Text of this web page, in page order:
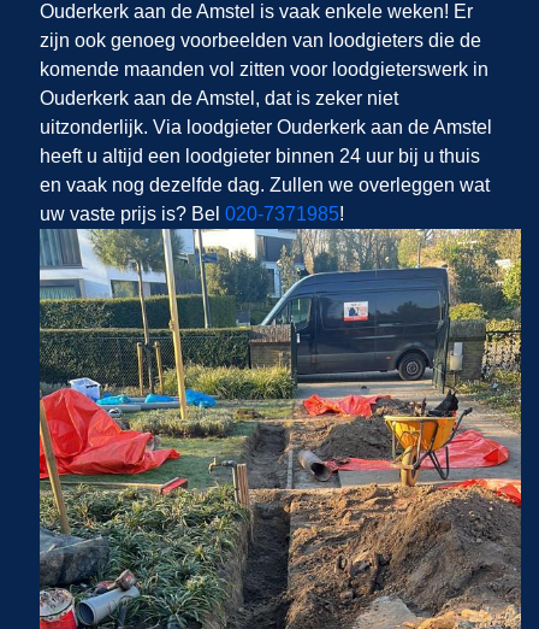
Ouderkerk aan de Amstel is vaak enkele weken! Er
zijn ook genoeg voorbeelden van loodgieters die de
komende maanden vol zitten voor loodgieterswerk in
Ouderkerk aan de Amstel, dat is zeker niet
uitzonderlijk. Via loodgieter Ouderkerk aan de Amstel
heeft u altijd een loodgieter binnen 24 uur bij u thuis
en vaak nog dezelfde dag. Zullen we overleggen wat
uw vaste prijs is? Bel 020-7371985!